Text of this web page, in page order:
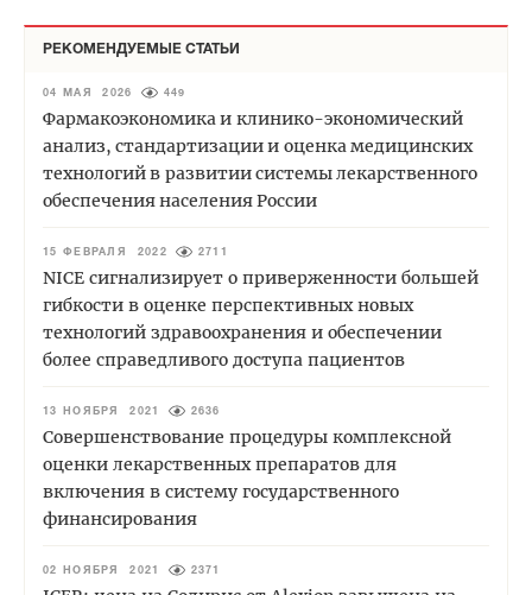
РЕКОМЕНДУЕМЫЕ СТАТЬИ
04 МАЯ 2026 449
Фармакоэкономика и клинико-экономический
анализ, стандартизации и оценка медицинских
технологий в развитии системы лекарственного
обеспечения населения России
15 ФЕВРАЛЯ 2022 2711
NICE сигнализирует о приверженности большей
гибкости в оценке перспективных новых
технологий здравоохранения и обеспечении
более справедливого доступа пациентов
13 НОЯБРЯ 2021 2636
Совершенствование процедуры комплексной
оценки лекарственных препаратов для
включения в систему государственного
финансирования
02 НОЯБРЯ 2021 2371